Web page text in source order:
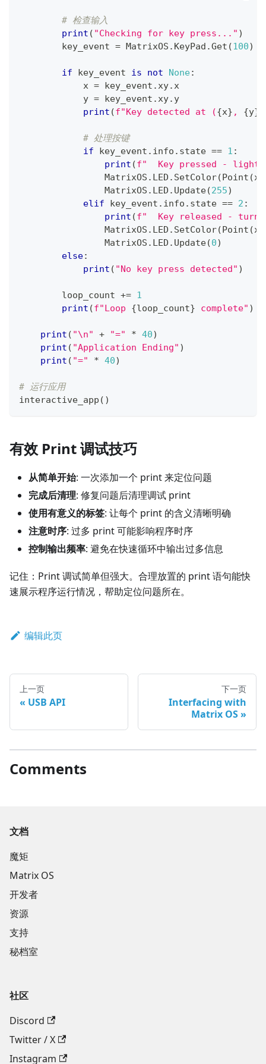
# 检查输入
print ( "Checking for key press..." )
        key_event
= MatrixOS . KeyPad .Get (100)
if key_event is not None:
            x
= key_event .xy.x
            y
= key_event .xy. y
print (f"Key detected at ({x} , {y}
# 处理按键
if key_event . info . state == 1 :
print (f"  Key pressed -
                MatrixOS
. LED . SetColor(Point (x
                MatrixOS
. LED . Update(255)
elif key_event . info . state == 2 :
print (f"  Key released -
                MatrixOS
. LED . SetColor(Point (x
                MatrixOS
. LED . Update(0)
else:
print ( "No key press detected" )
        loop_count
+= 1
print (f"Loop {loop_count} complete" )
print ( "\n" + "=" * 40)
print ( "Application Ending" )
print ( "=" * 40)
# 运行应用
interactive_app ( )
有效 Print 调试技巧
从简单开始: 一次添加一个 print 来定位问题
完成后清理: 修复问题后清理调试 print
使用有意义的标签: 让每个 print 的含义清晰明确
注意时序: 过多 print 可能影响程序时序
控制输出频率: 避免在快速循环中输出过多信息
记住：Print 调试简单但强大。合理放置的 print 语句能快
速展示程序运行情况，帮助定位问题所在。
编辑此页
上一页
USB API
下一页
Interfacing with
Matrix OS
Comments
文档
魔矩
Matrix OS
开发者
资源
支持
秘档室
社区
Discord
Twitter / X
Instagram